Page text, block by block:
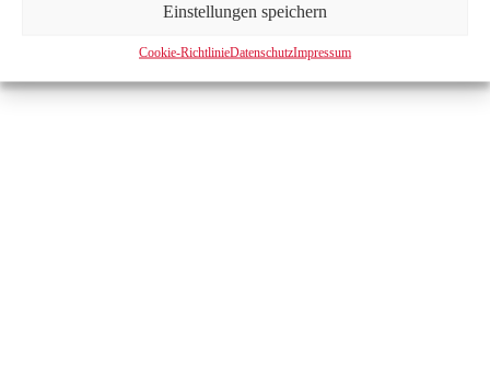
Einstellungen speichern
Cookie-RichtlinieDatenschutzImpressum